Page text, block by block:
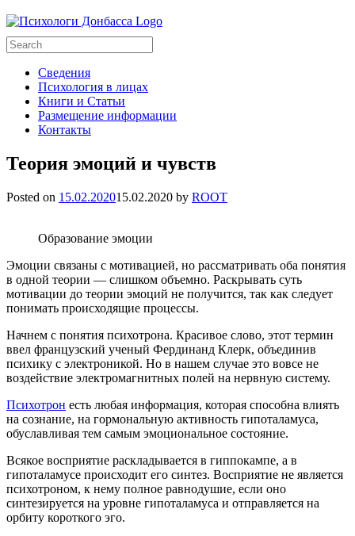
Сведения
Психология в лицах
Книги и Статьи
Размещение информации
Контакты
Теория эмоций и чувств
Posted on 15.02.202015.02.2020 by ROOT
Образование эмоции
Эмоции связаны с мотивацией, но рассматривать оба понятия
в одной теории — слишком объемно. Раскрывать суть
мотивации до теории эмоций не получится, так как следует
понимать происходящие процессы.
Начнем с понятия психотрона. Красивое слово, этот термин
ввел французский ученый Фердинанд Клерк, объединив
психику с электроникой. Но в нашем случае это вовсе не
воздействие электромагнитных полей на нервную систему.
Психотрон есть любая информация, которая способна влиять
на сознание, на гормональную активность гипоталамуса,
обуславливая тем самым эмоциональное состояние.
Всякое восприятие раскладывается в гиппокампе, а в
гипоталамусе происходит его синтез. Восприятие не является
психотроном, к нему полное равнодушие, если оно
синтезируется на уровне гипоталамуса и отправляется на
орбиту короткого эго.